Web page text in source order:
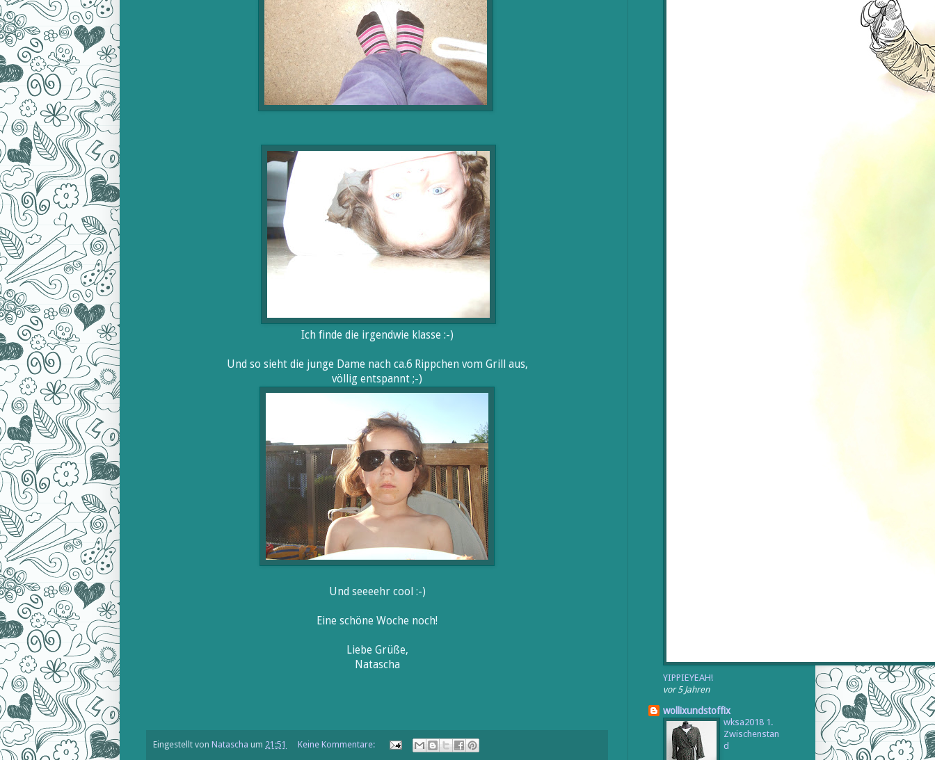
Ich finde die irgendwie klasse :-)
Und so sieht die junge Dame nach ca.6 Rippchen vom Grill aus,
völlig entspannt ;-)
Und seeeehr cool :-)
Eine schöne Woche noch!
Liebe Grüße,
Natascha
Eingestellt von Natascha um 21:51 Keine Kommentare:
YIPPIEYEAH!
vor 5 Jahren
wollixundstoffix
wksa2018 1.
Zwischenstan
d